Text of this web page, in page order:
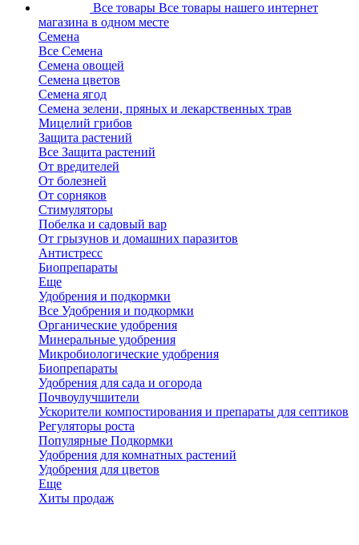
Все товары Все товары нашего интернет
магазина в одном месте
Семена
Все Семена
Семена овощей
Семена цветов
Семена ягод
Семена зелени, пряных и лекарственных трав
Мицелий грибов
Защита растений
Все Защита растений
От вредителей
От болезней
От сорняков
Стимуляторы
Побелка и садовый вар
От грызунов и домашних паразитов
Антистресс
Биопрепараты
Еще
Удобрения и подкормки
Все Удобрения и подкормки
Органические удобрения
Минеральные удобрения
Микробиологические удобрения
Биопрепараты
Удобрения для сада и огорода
Почвоулучшители
Ускорители компостирования и препараты для септиков
Регуляторы роста
Популярные Подкормки
Удобрения для комнатных растений
Удобрения для цветов
Еще
Хиты продаж